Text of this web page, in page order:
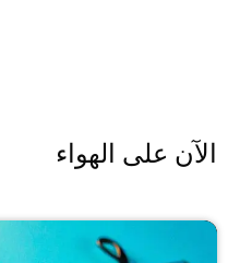
الآن على الهواء